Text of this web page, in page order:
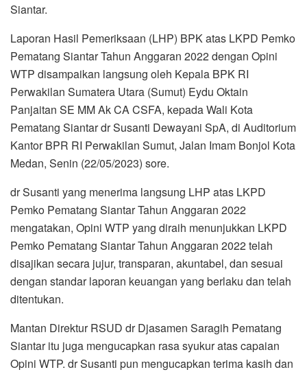
Siantar.
Laporan Hasil Pemeriksaan (LHP) BPK atas LKPD Pemko
Pematang Siantar Tahun Anggaran 2022 dengan Opini
WTP disampaikan langsung oleh Kepala BPK RI
Perwakilan Sumatera Utara (Sumut) Eydu Oktain
Panjaitan SE MM Ak CA CSFA, kepada Wali Kota
Pematang Siantar dr Susanti Dewayani SpA, di Auditorium
Kantor BPR RI Perwakilan Sumut, Jalan Imam Bonjol Kota
Medan, Senin (22/05/2023) sore.
dr Susanti yang menerima langsung LHP atas LKPD
Pemko Pematang Siantar Tahun Anggaran 2022
mengatakan, Opini WTP yang diraih menunjukkan LKPD
Pemko Pematang Siantar Tahun Anggaran 2022 telah
disajikan secara jujur, transparan, akuntabel, dan sesuai
dengan standar laporan keuangan yang berlaku dan telah
ditentukan.
Mantan Direktur RSUD dr Djasamen Saragih Pematang
Siantar itu juga mengucapkan rasa syukur atas capaian
Opini WTP. dr Susanti pun mengucapkan terima kasih dan